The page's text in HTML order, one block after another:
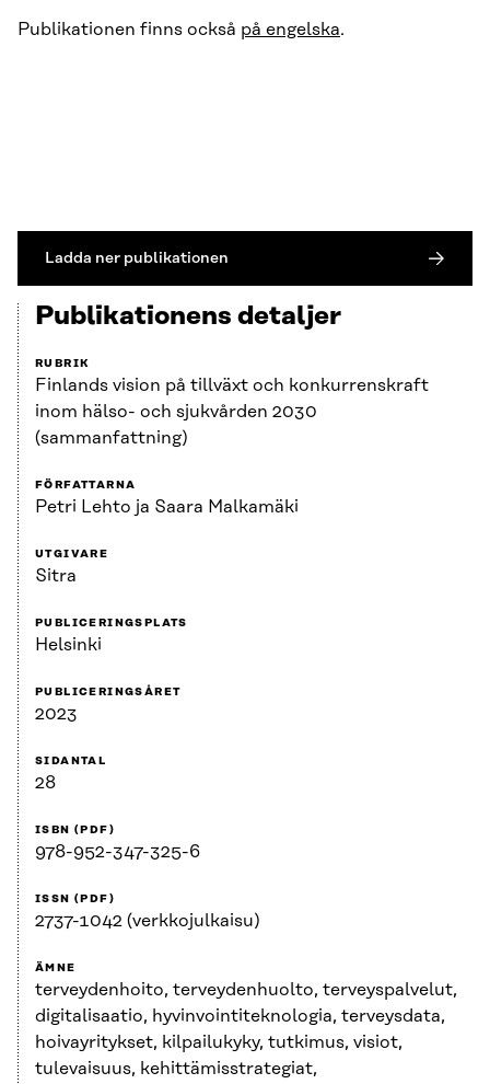
Publikationen finns också på engelska.
Ladda ner publikationen
Publikationens detaljer
RUBRIK
Finlands vision på tillväxt och konkurrenskraft
inom hälso- och sjukvården 2030
(sammanfattning)
FÖRFATTARNA
Petri Lehto ja Saara Malkamäki
UTGIVARE
Sitra
PUBLICERINGSPLATS
Helsinki
PUBLICERINGSÅRET
2023
SIDANTAL
28
ISBN (PDF)
978-952-347-325-6
ISSN (PDF)
2737-1042 (verkkojulkaisu)
ÄMNE
terveydenhoito, terveydenhuolto, terveyspalvelut,
digitalisaatio, hyvinvointiteknologia, terveysdata,
hoivayritykset, kilpailukyky, tutkimus, visiot,
tulevaisuus, kehittämisstrategiat,